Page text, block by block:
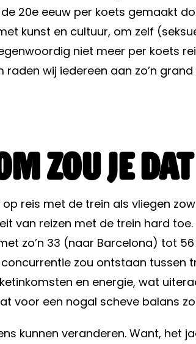
20e eeuw per koets gemaakt
kunst en cultuur, om zelf
niet meer per koets
raden wij iedereen aan zo’n
zou je
reis met de trein als vliegen
van reizen met de trein hard
zo’n 33 (naar Barcelona) tot
zou ontstaan tussen
en energie, wat
voor een nogal scheve balans
kunnen veranderen. Want, het